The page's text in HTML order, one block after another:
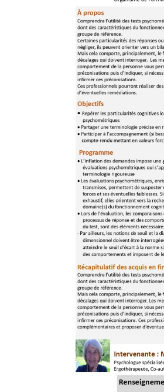
d’éventuelles
D'autres dates seront
Nous contacter :
Imprimer en PDF le